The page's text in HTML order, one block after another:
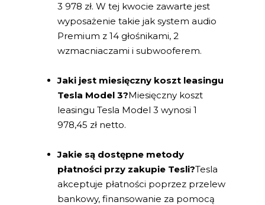
3 978 zł. W tej kwocie zawarte jest
wyposażenie takie jak system audio
Premium z 14 głośnikami, 2
wzmacniaczami i subwooferem.
Jaki jest miesięczny koszt leasingu
Tesla Model 3?Miesięczny koszt
leasingu Tesla Model 3 wynosi 1
978,45 zł netto.
Jakie są dostępne metody
płatności przy zakupie Tesli?Tesla
akceptuje płatności poprzez przelew
bankowy, finansowanie za pomocą